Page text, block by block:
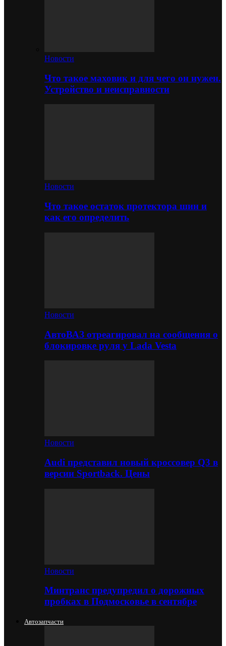
Новости
Что такое маховик и для чего он нужен.
Устройство и неисправности
Новости
Что такое остаток протектора шин и
как его определить
Новости
АвтоВАЗ отреагировал на сообщения о
блокировке руля у Lada Vesta
Новости
Audi представил новый кроссовер Q3 в
версии Sportback. Цены
Новости
Минтранс предупредил о дорожных
пробках в Подмосковье в сентябре
Автозапчасти